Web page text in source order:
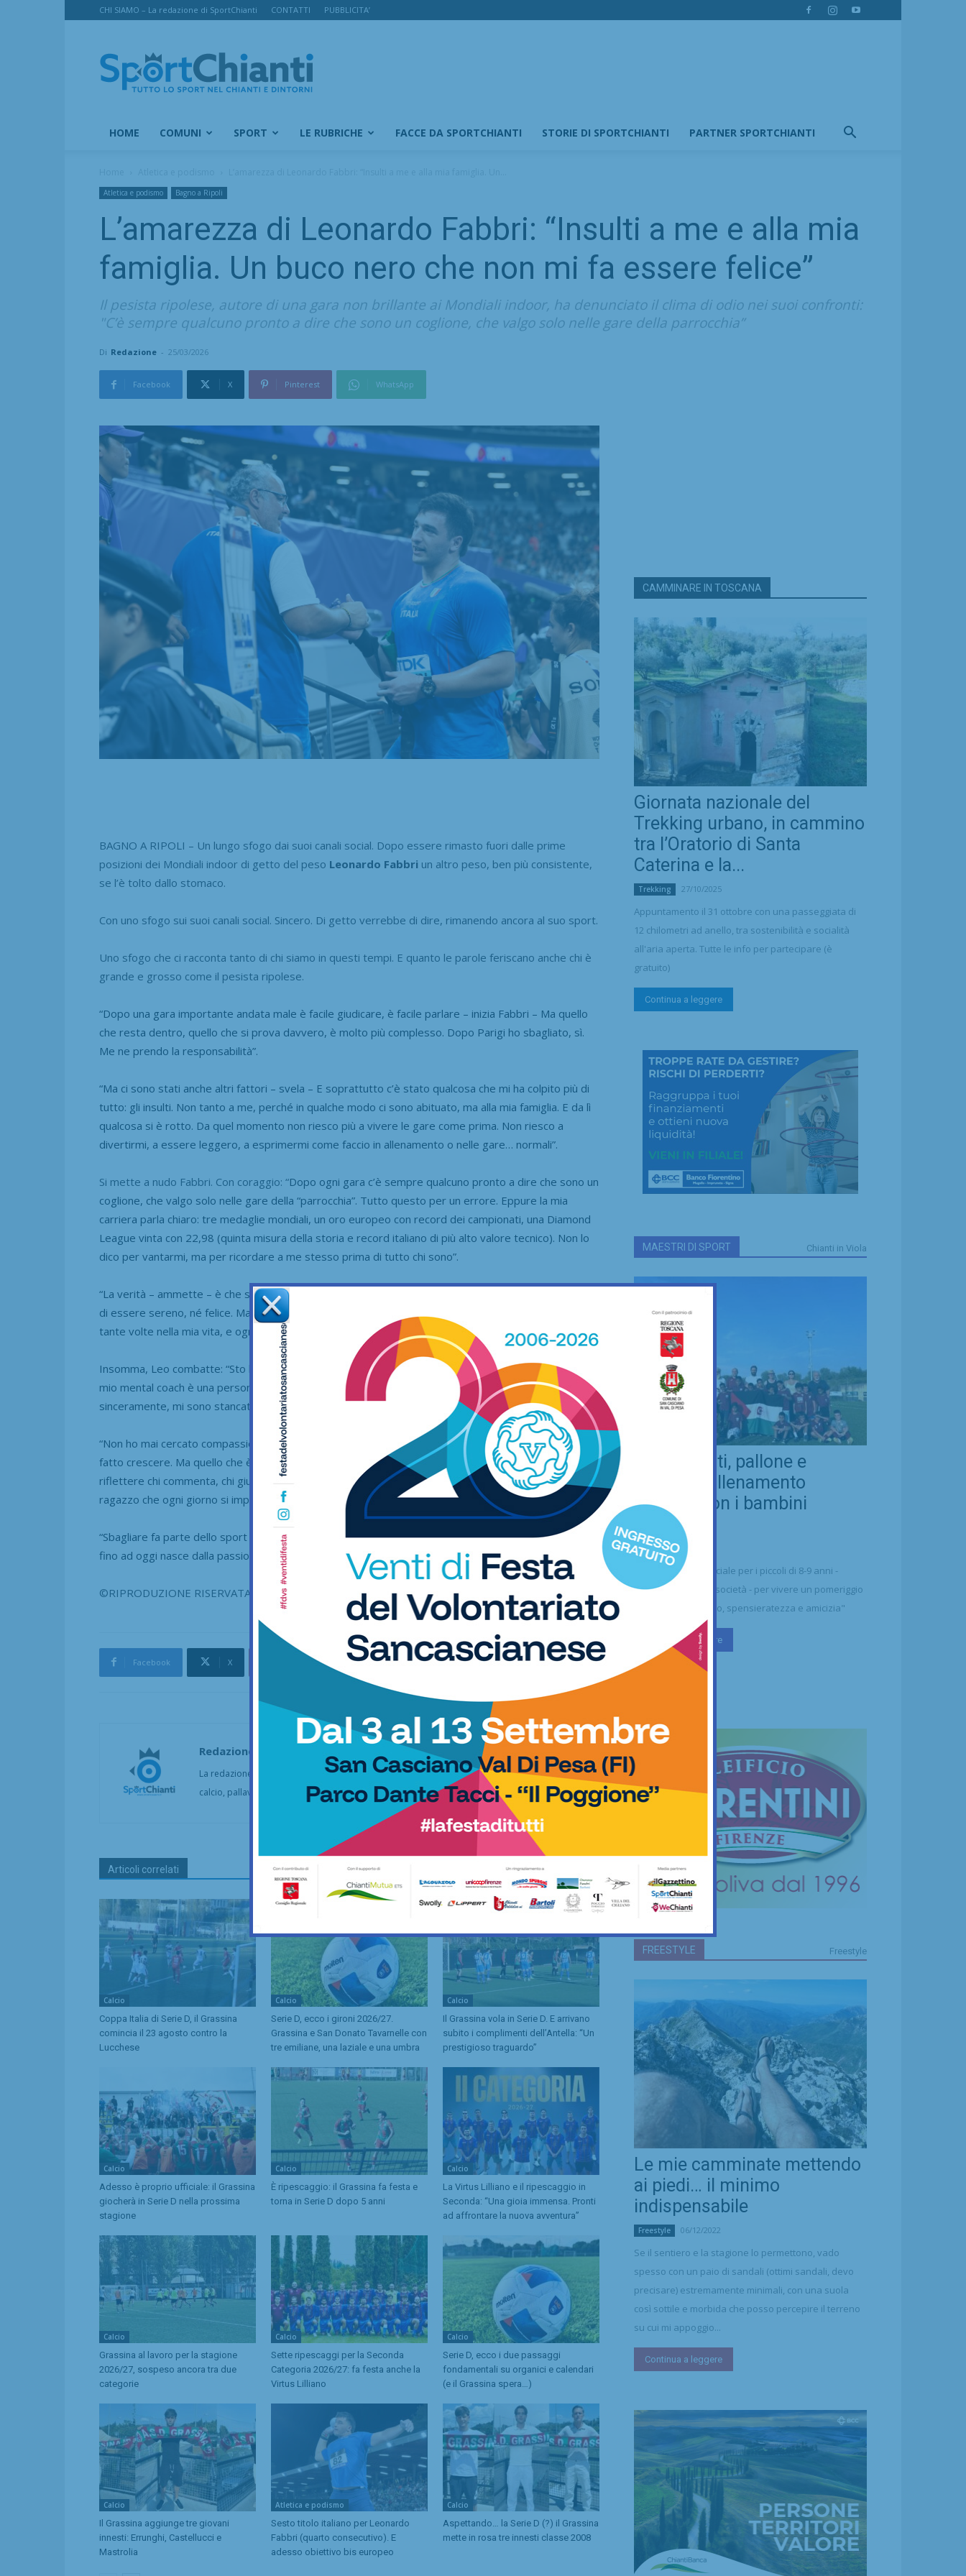
CHI SIAMO – La redazione di SportChianti CONTATTI PUBBLICITA’
SportChianti
HOME COMUNI SPORT LE RUBRICHE FACCE DA SPORTCHIANTI STORIE DI SPORTCHIANTI PARTNER SPORTCHIANTI
Atletica e podismo Bagno a Ripoli
L’amarezza di Leonardo Fabbri: “Insulti a me e alla mia
famiglia. Un buco nero che non mi fa essere felice”
Il pesista ripolese, autore di una gara non brillante ai Mondiali indoor, ha denunciato il clima di odio nei suoi confronti:
"C’è sempre qualcuno pronto a dire che sono un coglione, che valgo solo nelle gare della parrocchia”
Di Redazione - 25/03/2026
Facebook X Pinterest WhatsApp
BAGNO A RIPOLI – Un lungo sfogo dai suoi canali social. Dopo essere rimasto fuori dalle prime
posizioni dei Mondiali indoor di getto del peso Leonardo Fabbri un altro peso, ben più consistente,
se l’è tolto dallo stomaco.
Con uno sfogo sui suoi canali social. Sincero. Di getto verrebbe di dire, rimanendo ancora al suo sport.
Uno sfogo che ci racconta tanto di chi siamo in questi tempi. E quanto le parole feriscano anche chi è
grande e grosso come il pesista ripolese.
“Dopo una gara importante andata male è facile giudicare, è facile parlare – inizia Fabbri – Ma quello
che resta dentro, quello che si prova davvero, è molto più complesso. Dopo Parigi ho sbagliato, sì.
Me ne prendo la responsabilità”.
“Ma ci sono stati anche altri fattori – svela – E soprattutto c’è stato qualcosa che mi ha colpito più di
tutto: gli insulti. Non tanto a me, perché in qualche modo ci sono abituato, ma alla mia famiglia. E da lì
qualcosa si è rotto. Da quel momento non riesco più a vivere le gare come prima. Non riesco a
divertirmi, a essere leggero, a esprimermi come faccio in allenamento o nelle gare… normali”.
Si mette a nudo Fabbri. Con coraggio: “Dopo ogni gara c’è sempre qualcuno pronto a dire che sono un
coglione, che valgo solo nelle gare della “parrocchia”. Tutto questo per un errore. Eppure la mia
carriera parla chiaro: tre medaglie mondiali, un oro europeo con record dei campionati, una Diamond
League vinta con 22,98 (quinta misura della storia e record italiano di più alto valore tecnico). Non lo
dico per vantarmi, ma per ricordare a me stesso prima di tutto chi sono”.
“La verità – ammette – è che sto passando un momento difficile.
di essere sereno, né felice. Ma c’è una cosa che non cambierà mai:
tante volte nella mia vita, e ogni volta sono tornato più forte di prima”.
Insomma, Leo combatte: “Sto lavorando ogni giorno per migliorare. Sono ossessionato dal farlo.
mio mental coach è una persona straordinaria,
e insieme stiamo facendo un lavoro incredibile.E
sinceramente, mi sono stancato di sentire giudizi anche su questo”.
“Non ho mai cercato compassione – tiene a precisare –
Le critiche, quelle vere, mi hanno sempre
fatto crescere. Ma quello che è successo dopo Parigi è qualcosa di diverso.
Scrivo questo per far
riflettere chi commenta, chi giudica senza sapere.
Sono bravo a lanciare il peso, sì. Ma sono anche un
ragazzo che ogni giorno si impegna nel realizzare i suoi sogni.E come tutti, posso sbagliare”.
“Sbagliare fa parte dello sport – conclude Fabbri – Fa parte della vita.Tutto quello che ho costruito
fino ad oggi nasce dalla passione.
Per questo sport. Per la vita. E la luce… la rivedrò presto”.
©RIPRODUZIONE RISERVATA
Facebook X Pinterest WhatsApp
Redazione
La redazione di SportChianti dà spazio, ogni giorno, a tutti gli sport nei comuni chiantigiani:
calcio, pallavolo, basket, pallamano, baseball, karate, danza, ginnastica, ciclismo...
Articoli correlati
Calcio
Coppa Italia di Serie D, il Grassina
comincia il 23 agosto contro la
Lucchese
Calcio
Serie D, ecco i gironi 2026/27.
Grassina e San Donato Tavarnelle con
tre emiliane, una laziale e una umbra
Calcio
Il Grassina vola in Serie D. E arrivano
subito i complimenti dell’Antella: “Un
prestigioso traguardo”
Calcio
Adesso è proprio ufficiale: il Grassina
giocherà in Serie D nella prossima
stagione
Calcio
È ripescaggio: il Grassina fa festa e
torna in Serie D dopo 5 anni
Calcio
La Virtus Lilliano e il ripescaggio in
Seconda: “Una gioia immensa. Pronti
ad affrontare la nuova avventura”
Calcio
Grassina al lavoro per la stagione
2026/27, sospeso ancora tra due
categorie
Calcio
Sette ripescaggi per la Seconda
Categoria 2026/27: fa festa anche la
Virtus Lilliano
Calcio
Serie D, ecco i due passaggi
fondamentali su organici e calendari
(e il Grassina spera…)
Calcio
Il Grassina aggiunge tre giovani
innesti: Errunghi, Castellucci e
Mastrolia
Atletica e podismo
Sesto titolo italiano per Leonardo
Fabbri (quarto consecutivo). E
adesso obiettivo bis europeo
Calcio
Aspettando… la Serie D (?) il Grassina
mette in rosa tre innesti classe 2008
CAMMINARE IN TOSCANA
Giornata nazionale del
Trekking urbano, in cammino
tra l’Oratorio di Santa
Caterina e la...
Trekking 27/10/2025
Appuntamento il 31 ottobre con una passeggiata di
12 chilometri ad anello, tra sostenibilità e socialità
all'aria aperta. Tutte le info per partecipare (è
gratuito)
Continua a leggere
MAESTRI DI SPORT Chianti in Viola
Real Chianti, pallone e
bellezza: allenamento
insieme con i bambini
Saharawi
Calcio 21/07/2026
"Un'occasione speciale per i piccoli di 8-9 anni -
sottolineano dalla società - per vivere un pomeriggio
di puro divertimento, spensieratezza e amicizia"
Continua a leggere
FREESTYLE Freestyle
Le mie camminate mettendo
ai piedi… il minimo
indispensabile
Freestyle 06/12/2022
Se il sentiero e la stagione lo permettono, vado
spesso con un paio di sandali (ottimi sandali, devo
precisare) estremamente minimali, con una suola
così sottile e morbida che posso percepire il terreno
su cui mi appoggio...
Continua a leggere